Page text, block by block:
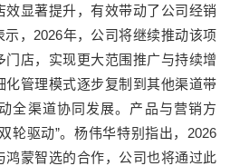
显著提升，有效带动了公司经销
，2026年，公司将继续推动该项
门店，实现更大范围推广与持续增
管理模式逐步复制到其他渠道带
全渠道协同发展。产品与营销方
轮驱动”。杨伟华特别指出，2026
蒙智选的合作，公司也将通过此